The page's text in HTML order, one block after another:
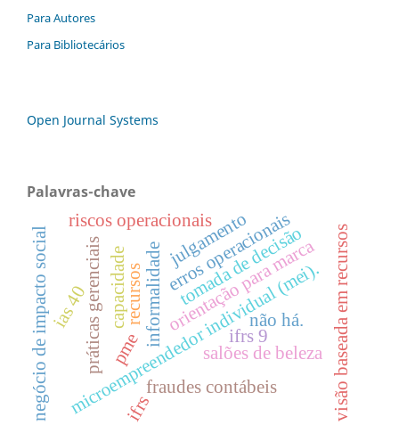
Para Autores
Para Bibliotecários
Open Journal Systems
Palavras-chave
microempreendedor individual (mei).
práticas gerenciais informalidade
salões de beleza
pme
orientação para marca
recursos
capacidade visão baseada em recursos
fraudes contábeis
riscos operacionaiserros operacionais
ifrs 9
tomada de decisão
julgamento
ias 40
ifrs
não há.
negócio de impacto social